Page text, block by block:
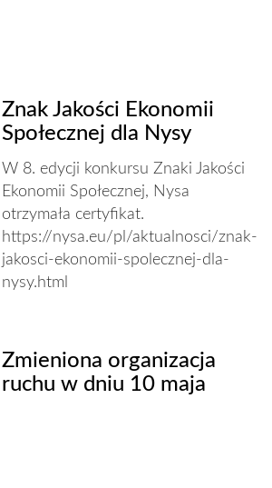
Znak Jakości Ekonomii
Społecznej dla Nysy
W 8. edycji konkursu Znaki Jakości
Ekonomii Społecznej, Nysa
otrzymała certyfikat.
https://nysa.eu/pl/aktualnosci/znak-
jakosci-ekonomii-spolecznej-dla-
nysy.html
Zmieniona organizacja
ruchu w dniu 10 maja